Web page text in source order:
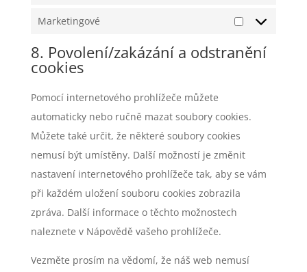
Marketingové
Marketingové
8. Povolení/zakázání a odstranění
cookies
Pomocí internetového prohlížeče můžete
automaticky nebo ručně mazat soubory cookies.
Můžete také určit, že některé soubory cookies
nemusí být umístěny. Další možností je změnit
nastavení internetového prohlížeče tak, aby se vám
při každém uložení souboru cookies zobrazila
zpráva. Další informace o těchto možnostech
naleznete v Nápovědě vašeho prohlížeče.
Vezměte prosím na vědomí, že náš web nemusí